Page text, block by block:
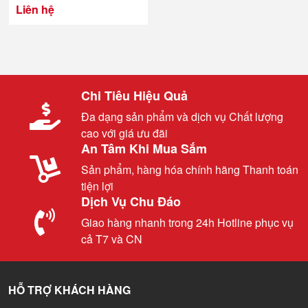
Liên hệ
Chi Tiêu Hiệu Quả
Đa dạng sản phẩm và dịch vụ Chất lượng
cao với giá ưu đãi
An Tâm Khi Mua Sắm
Sản phẩm, hàng hóa chính hãng Thanh toán
tiện lợi
Dịch Vụ Chu Đáo
Giao hàng nhanh trong 24h Hotline phục vụ
cả T7 và CN
HỖ TRỢ KHÁCH HÀNG